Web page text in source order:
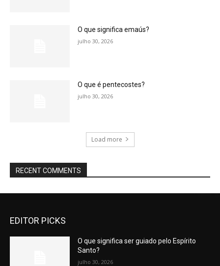
O que significa emaús?
julho 30, 2026
O que é pentecostes?
julho 30, 2026
Load more
RECENT COMMENTS
EDITOR PICKS
O que significa ser guiado pelo Espírito
Santo?
julho 30, 2026